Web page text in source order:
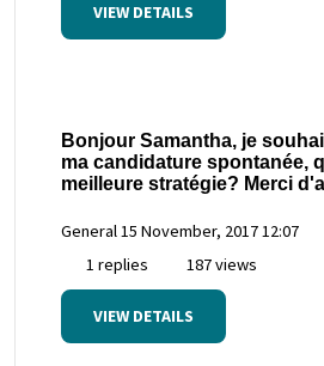
VIEW DETAILS
Bonjour Samantha, je
ma candidature spontanée,
meilleure stratégie? Merci
General15 November, 2017 12:07
1 replies
187 views
VIEW DETAILS